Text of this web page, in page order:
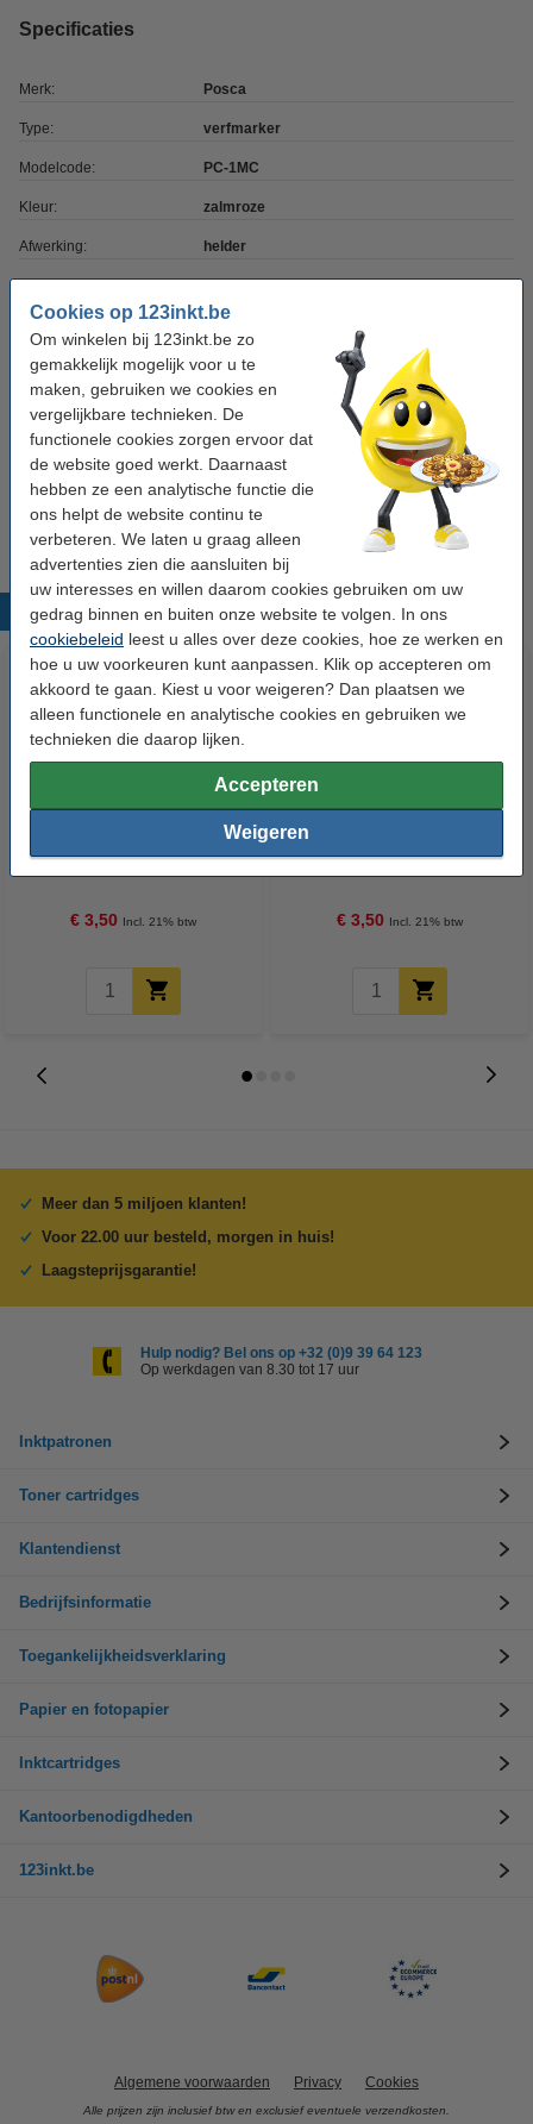
Cookies op 123inkt.be
Om winkelen bij 123inkt.be zo
gemakkelijk mogelijk voor u te
maken, gebruiken we cookies en
vergelijkbare technieken. De
functionele cookies zorgen ervoor dat
de website goed werkt. Daarnaast
hebben ze een analytische functie die
ons helpt de website continu te
verbeteren. We laten u graag alleen
advertenties zien die aansluiten bij
uw interesses en willen daarom cookies gebruiken om uw
gedrag binnen en buiten onze website te volgen. In ons
cookiebeleid leest u alles over deze cookies, hoe ze werken en
hoe u uw voorkeuren kunt aanpassen. Klik op accepteren om
akkoord te gaan. Kiest u voor weigeren? Dan plaatsen we
alleen functionele en analytische cookies en gebruiken we
technieken die daarop lijken.
Accepteren
Weigeren
Specificaties
Merk: Posca
Type: verfmarker
Modelcode: PC-1MC
Kleur: zalmroze
Afwerking: helder
Aantal: 1 stuk
Winstpakker! 11+1 gratis
Aanbieding: 12x POSCA PC-1MC acrylmarker
zalmroze (0,7 - 1 mm kegelpunt)
€ 38,50
Populaire producten
POSCA PC-1MC acrylmarker
abrikoos (0,7 - 1 mm kegelpunt)
€ 3,50 Incl. 21% btw
POSCA PC-1MC acrylmarker
beige (0,7 - 1 mm kegelpunt)
€ 3,50 Incl. 21% btw
Meer dan 5 miljoen klanten!
Voor 22.00 uur besteld, morgen in huis!
Laagsteprijsgarantie!
Hulp nodig? Bel ons op +32 (0)9 39 64 123
Op werkdagen van 8.30 tot 17 uur
Inktpatronen
Toner cartridges
Klantendienst
Bedrijfsinformatie
Toegankelijkheidsverklaring
Papier en fotopapier
Inktcartridges
Kantoorbenodigdheden
123inkt.be
Algemene voorwaarden Privacy Cookies
Alle prijzen zijn inclusief btw en exclusief eventuele verzendkosten.